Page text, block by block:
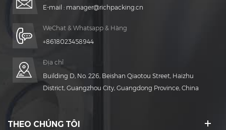
E-mail : manager@richpacking.cn
WeChat & Whatsapp & Hàng
+8618023458944
Địa chỉ
Building D, No. 226, Beishan Qiaotou Street, Haizhu
District, Guangzhou City, Guangdong Province, China
THEO CHÚNG TÔI